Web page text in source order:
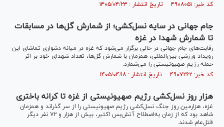
کد خبر: ۴۹۰۸۰۵۱ تاریخ انتشار : ۱۴۰۵/۰۴/۲۳
جام جهانی در سایه نسل‌کشی؛ از شمارش گل‌ها در مسابقات
تا شمارش شهدا در غزه
رقابت‌های جام جهانی در حالی برگزار می‌شود که غزه در میانه دشواری تماشای این
رویداد ورزشی بین‌المللی، همزمان با شمارش گل‌ها، تعداد شهدای خود بر اثر
حمله رژیم صهیونیستی را می‌شمارد.
کد خبر: ۴۹۰۷۲۶۲ تاریخ انتشار : ۱۴۰۵/۰۴/۱۸
هزار روز نسل‌کشی رژیم صهیونیستی از غزه تا کرانه باختری
غزه، هزارمین روز جنگ نسل‌کشی رژیم صهیونیستی را از سر گذراند و همزمان
شاهد بود که از زمان به‌اصطلاح آتش‌بس اکتبر، بیش از هزار و ۷۲ نفر دیگر
قتل‌عام شدند.